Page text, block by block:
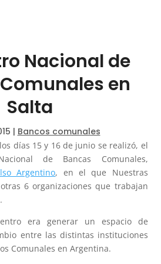
Nacional de
en
Salta
| Bancos comunales
días 15 y 16 de junio se realizó, el
de Bancas Comunales,
Argentino, en el que Nuestras
6 organizaciones que trabajan
era generar un espacio de
entre las distintas instituciones
Comunales en Argentina.